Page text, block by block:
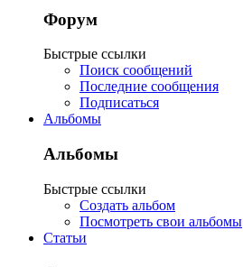
Форум
Быстрые ссылки
Поиск сообщений
Последние сообщения
Подписаться
Альбомы
Альбомы
Быстрые ссылки
Создать альбом
Посмотреть свои альбомы
Статьи